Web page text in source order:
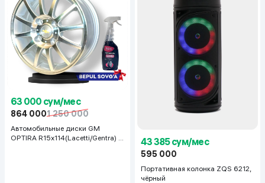
63 000 сум/мес
864 0001 250 000
Автомобильные диски GM
OPTIRA R15x114(Lacetti/Gentra) 1
43 385 сум/мес
595 000
Портативная колонка ZQS 6212,
чёрный